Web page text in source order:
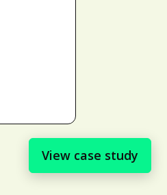
View case study